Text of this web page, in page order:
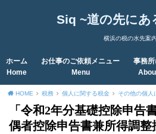
Siq ~道の先にあ
横浜の税の水先案
ホーム
Home
お仕事のご依頼メニュー
Menu
事務
HOME 税務 個人に関する税金 その他の個人
「令和2年分基礎控除申告
偶者控除申告書兼所得調